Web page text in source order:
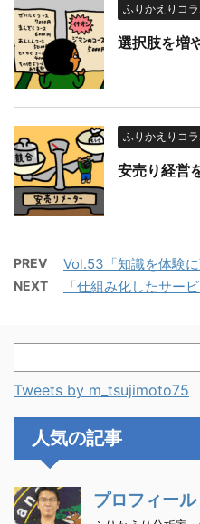
ふりかえりコ
選択肢を増
ふりかえりコ
安売り経営
PREV Vol.53「知識を体験に
NEXT 「仕組み化したサー
Tweets by m_tsujimoto75
人気の記事